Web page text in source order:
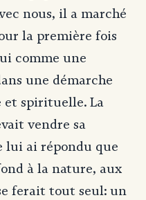
nous, il a marché
la première fois
comme une
une démarche
et spirituelle. La
vendre sa
lui ai répondu que
à la nature, aux
ferait tout seul: un